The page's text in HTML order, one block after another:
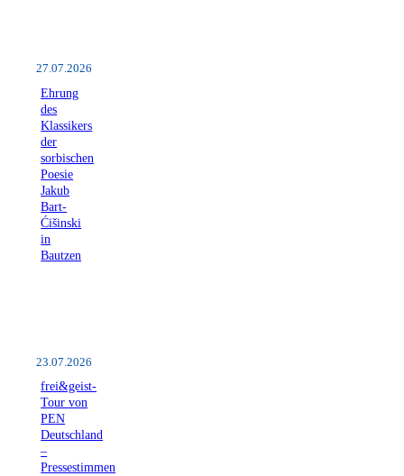
27.07.2026
Ehrung
des
Klassikers
der
sorbischen
Poesie
Jakub
Bart-
Ćišinski
in
Bautzen
23.07.2026
frei&geist-
Tour von
PEN
Deutschland
–
Pressestimmen